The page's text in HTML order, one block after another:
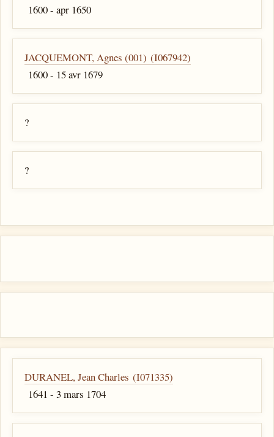
1600 - apr 1650
JACQUEMONT, Agnes (001) (I067942)
1600 - 15 avr 1679
?
?
DURANEL, Jean Charles (I071335)
1641 - 3 mars 1704